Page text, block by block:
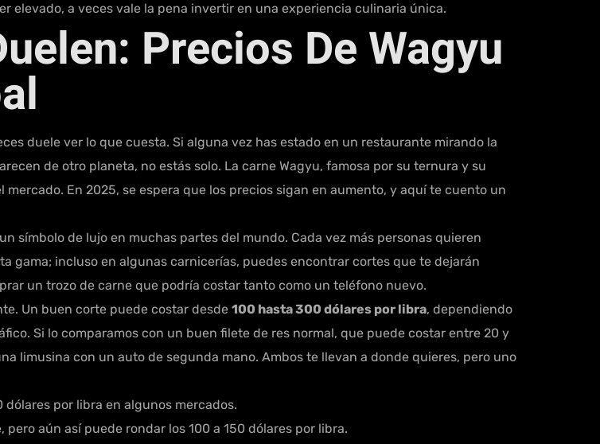
elevado, a veces vale la pena invertir en una experiencia culinaria única.
Precios De Wagyu
duele ver lo que cuesta. Si alguna vez has estado en un restaurante mirando la
de otro planeta, no estás solo. La carne Wagyu, famosa por su ternura y su
En 2025, se espera que los precios sigan en aumento, y aquí te cuento un
símbolo de lujo en muchas partes del mundo. Cada vez más personas quieren
gama; incluso en algunas carnicerías, puedes encontrar cortes que te dejarán
un trozo de carne que podría costar tanto como un teléfono nuevo.
Un buen corte puede costar desde 100 hasta 300 dólares por libra, dependiendo
Si lo comparamos con un buen filete de res normal, que puede costar entre 20 y
limusina con un auto de segunda mano. Ambos te llevan a donde quieres, pero uno
por libra en algunos mercados.
aún así puede rondar los 100 a 150 dólares por libra.